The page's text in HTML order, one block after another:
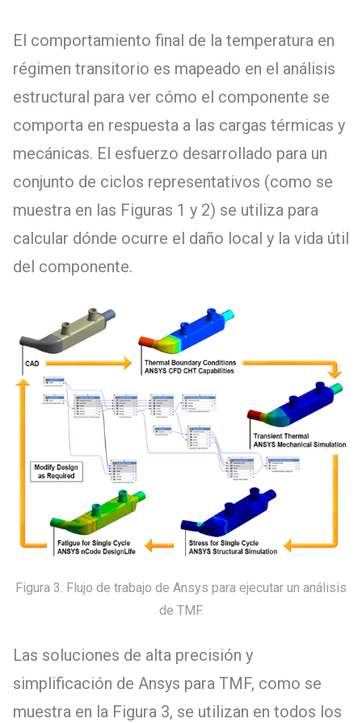
El comportamiento final de la temperatura en
régimen transitorio es mapeado en el análisis
estructural para ver cómo el componente se
comporta en respuesta a las cargas térmicas y
mecánicas. El esfuerzo desarrollado para un
conjunto de ciclos representativos (como se
muestra en las Figuras 1 y 2) se utiliza para
calcular dónde ocurre el daño local y la vida útil
del componente.
Figura 3. Flujo de trabajo de Ansys para ejecutar un análisis
de TMF.
Las soluciones de alta precisión y
simplificación de Ansys para TMF, como se
muestra en la Figura 3, se utilizan en todos los